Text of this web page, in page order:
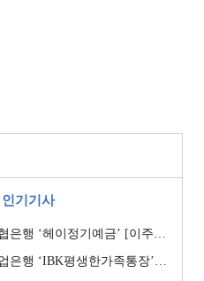
기기사
기예금’ [이주의 은행 예금금리-1월 2주]
가족통장’ [이주의 은행 예금금리-1월 2주]